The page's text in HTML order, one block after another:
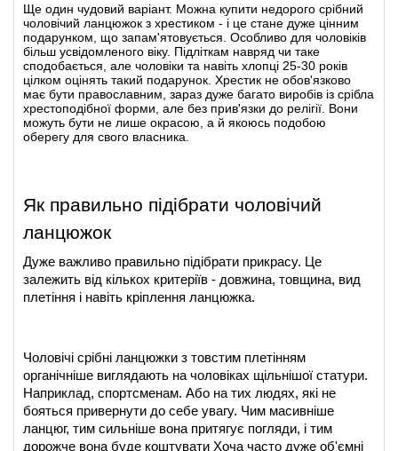
Ще один чудовий варіант. Можна купити недорого срібний
чоловічий ланцюжок з хрестиком - і це стане дуже цінним
подарунком, що запам'ятовується. Особливо для чоловіків
більш усвідомленого віку. Підліткам навряд чи таке
сподобається, але чоловіки та навіть хлопці 25-30 років
цілком оцінять такий подарунок. Хрестик не обов'язково
має бути православним, зараз дуже багато виробів із срібла
хрестоподібної форми, але без прив'язки до релігії. Вони
можуть бути не лише окрасою, а й якоюсь подобою
оберегу для свого власника.
Як правильно підібрати чоловічий
ланцюжок
Дуже важливо правильно підібрати прикрасу. Це
залежить від кількох критеріїв - довжина, товщина, вид
плетіння і навіть кріплення ланцюжка.
Чоловічі срібні ланцюжки з товстим плетінням
органічніше виглядають на чоловіках щільнішої статури.
Наприклад, спортсменам. Або на тих людях, які не
бояться привернути до себе увагу. Чим масивніше
ланцюг, тим сильніше вона притягує погляди, і тим
дорожче вона буде коштувати Хоча часто дуже об'ємні